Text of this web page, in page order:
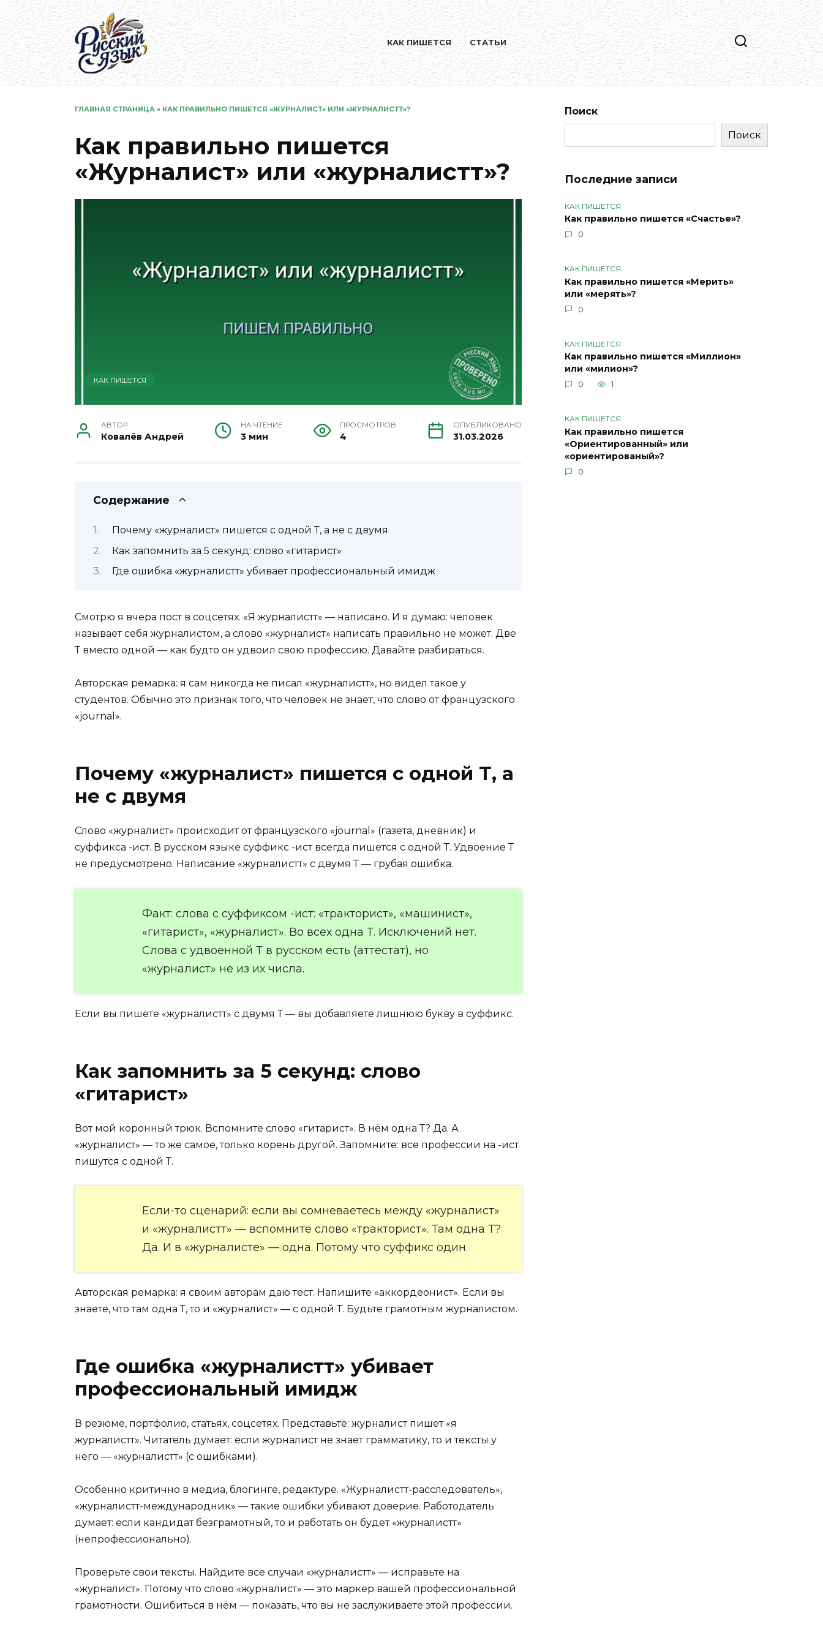
Перейти
к
содержанию
КАК ПИШЕТСЯ СТАТЬИ
ГЛАВНАЯ СТРАНИЦА » КАК ПРАВИЛЬНО ПИШЕТСЯ «ЖУРНАЛИСТ» ИЛИ «ЖУРНАЛИСТТ»?
Как правильно пишется
«Журналист» или «журналистт»?
КАК ПИШЕТСЯ
АВТОР
Ковалёв Андрей
НА ЧТЕНИЕ
3 мин
ПРОСМОТРОВ
4
ОПУБЛИКОВАНО
31.03.2026
Содержание
Почему «журналист» пишется с одной Т, а не с двумя
Как запомнить за 5 секунд: слово «гитарист»
Где ошибка «журналистт» убивает профессиональный имидж
Смотрю я вчера пост в соцсетях. «Я журналистт» — написано. И я думаю: человек
называет себя журналистом, а слово «журналист» написать правильно не может. Две
Т вместо одной — как будто он удвоил свою профессию. Давайте разбираться.
Авторская ремарка: я сам никогда не писал «журналистт», но видел такое у
студентов. Обычно это признак того, что человек не знает, что слово от французского
«journal».
Почему «журналист» пишется с одной Т, а
не с двумя
Слово «журналист» происходит от французского «journal» (газета, дневник) и
суффикса -ист. В русском языке суффикс -ист всегда пишется с одной Т. Удвоение Т
не предусмотрено. Написание «журналистт» с двумя Т — грубая ошибка.
Факт: слова с суффиксом -ист: «тракторист», «машинист»,
«гитарист», «журналист». Во всех одна Т. Исключений нет.
Слова с удвоенной Т в русском есть (аттестат), но
«журналист» не из их числа.
Если вы пишете «журналистт» с двумя Т — вы добавляете лишнюю букву в суффикс.
Как запомнить за 5 секунд: слово
«гитарист»
Вот мой коронный трюк. Вспомните слово «гитарист». В нём одна Т? Да. А
«журналист» — то же самое, только корень другой. Запомните: все профессии на -ист
пишутся с одной Т.
Если-то сценарий: если вы сомневаетесь между «журналист»
и «журналистт» — вспомните слово «тракторист». Там одна Т?
Да. И в «журналисте» — одна. Потому что суффикс один.
Авторская ремарка: я своим авторам даю тест. Напишите «аккордеонист». Если вы
знаете, что там одна Т, то и «журналист» — с одной Т. Будьте грамотным журналистом.
Где ошибка «журналистт» убивает
профессиональный имидж
В резюме, портфолио, статьях, соцсетях. Представьте: журналист пишет «я
журналистт». Читатель думает: если журналист не знает грамматику, то и тексты у
него — «журналистт» (с ошибками).
Особенно критично в медиа, блогинге, редактуре. «Журналистт-расследователь»,
«журналистт-международник» — такие ошибки убивают доверие. Работодатель
думает: если кандидат безграмотный, то и работать он будет «журналистт»
(непрофессионально).
Проверьте свои тексты. Найдите все случаи «журналистт» — исправьте на
«журналист». Потому что слово «журналист» — это маркер вашей профессиональной
грамотности. Ошибиться в нём — показать, что вы не заслуживаете этой профессии.
Поиск
Поиск
Последние записи
КАК ПИШЕТСЯ
Как правильно пишется «Счастье»?
0
КАК ПИШЕТСЯ
Как правильно пишется «Мерить»
или «мерять»?
0
КАК ПИШЕТСЯ
Как правильно пишется «Миллион»
или «милион»?
0 1
КАК ПИШЕТСЯ
Как правильно пишется
«Ориентированный» или
«ориентированый»?
0